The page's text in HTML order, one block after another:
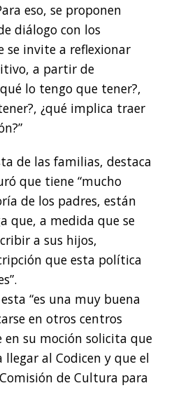
eso, se proponen
diálogo con los
se invite a reflexionar
a partir de
lo tengo que tener?,
¿qué implica traer
de las familias, destaca
que tiene “mucho
de los padres, están
que, a medida que se
a sus hijos,
que esta política
“es una muy buena
en otros centros
en su moción solicita que
al Codicen y que el
de Cultura para